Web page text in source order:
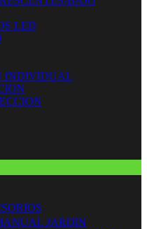
LED
INDIVIDUAL
JARDIN